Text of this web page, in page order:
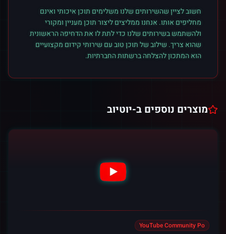
חשוב לציין שהשירותים שלנו משלימים תוכן איכותי ואינם
מחליפים אותו. אנחנו ממליצים ליצור תוכן מעניין ומקורי
ולהשתמש בשירותים שלנו כדי לתת לו את הדחיפה הראשונית
שהוא צריך. שילוב של תוכן טוב עם שירותי קידום מקצועיים
הוא המתכון להצלחה ברשתות החברתיות.
מוצרים נוספים ב-יוטיוב
YouTube Community Po